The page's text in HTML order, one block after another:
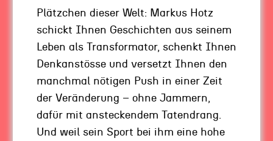
ist chaotisch. Die Veränderungen sind
dramatisch. Waren Sie auch schon vor Corona.
Heute wirkt es vielleicht fast wie ein kleines
Übel, doch ich habe jahrelang erlebt, wie
Entscheider in Unternehmen verzweifelten,
wenn die Rede auf die Digitalisierung kam. Viele
waren versucht – oder haben es auch getan –,
Plätzchen dieser Welt: Markus Hotz
schickt Ihnen Geschichten aus seinem
Leben als Transformator, schenkt Ihnen
Denkanstösse und versetzt Ihnen den
manchmal nötigen Push in einer Zeit
der Veränderung – ohne Jammern,
dafür mit ansteckendem Tatendrang.
Und weil sein Sport bei ihm eine hohe